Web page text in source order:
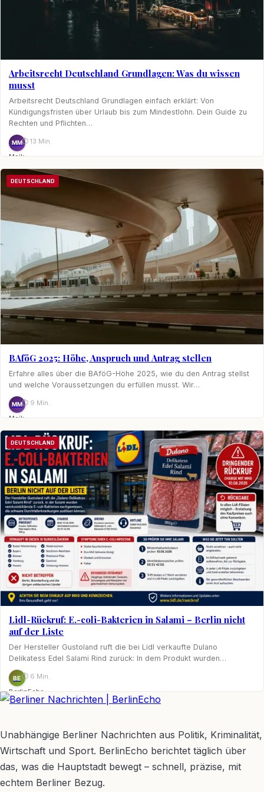
Arbeitsrecht Deutschland Grundlagen: Was du wissen
musst
Arbeitsrecht Deutschland Grundlagen einfach erklärt: Von
Kündigungsfristen über Urlaub bis zum Mindestlohn. Dein Guide zu
Rechten und Pflichten…
MM
Maik
⏱ 13 Min.
DEUTSCHLAND
BAföG 2025: Höhe, Anspruch und Antrag stellen
Erfahre alles über die BAföG-Höhe 2025, wie du den Antrag stellst
und welche Voraussetzungen du erfüllen musst. Wir…
MM
Maik
Möhring
⏱ 9 Min.
DEUTSCHLAND
Lidl-Rückruf: E.-coli-Bakterien in Salami – Berlin nicht
auf der Liste
Der Hersteller Gustoland ruft die bei Lidl verkaufte Dulano
Delikatess Edel Salami Rind zurück: In dem Produkt wurden…
BE
BerlinEcho
⏱ 6 Min.
Unabhängige Berliner Nachrichten aus Politik, Kriminalität,
Wirtschaft und Sport. BerlinEcho berichtet täglich über
das, was die Hauptstadt bewegt – schnell, präzise, mit
echtem Berliner Bezug.